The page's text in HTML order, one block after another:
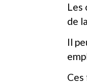
Les
de
Il